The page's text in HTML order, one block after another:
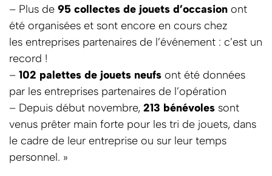
– Plus de 95 collectes de jouets d’occasion ont
été organisées et sont encore en cours chez
les entreprises partenaires de l’événement : c’est un
record !
– 102 palettes de jouets neufs ont été données
par les entreprises partenaires de l’opération
– Depuis début novembre, 213 bénévoles sont
venus prêter main forte pour les tri de jouets, dans
le cadre de leur entreprise ou sur leur temps
personnel. »